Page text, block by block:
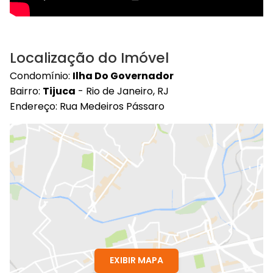
Localização do Imóvel
Condomínio: Ilha Do Governador
Bairro: Tijuca - Rio de Janeiro, RJ
Endereço: Rua Medeiros Pássaro
EXIBIR MAPA